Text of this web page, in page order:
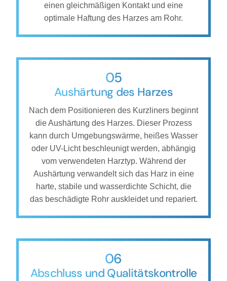
einen gleichmäßigen Kontakt und eine
optimale Haftung des Harzes am Rohr.
05
Aushärtung des Harzes
Nach dem Positionieren des Kurzliners beginnt
die Aushärtung des Harzes. Dieser Prozess
kann durch Umgebungswärme, heißes Wasser
oder UV-Licht beschleunigt werden, abhängig
vom verwendeten Harztyp. Während der
Aushärtung verwandelt sich das Harz in eine
harte, stabile und wasserdichte Schicht, die
das beschädigte Rohr auskleidet und repariert.
06
Abschluss und Qualitätskontrolle